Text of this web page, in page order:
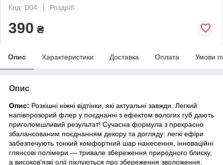
Код: D04
Роздріб
390 ₴
Опис Характеристики Доставка Оплата Умови
Опис
Опис: Розкішні ніжні відтінки, які актуальні завжди. Легкий
напівпрозорий флер у поєднанні з ефектом вологих губ дають
приголомшливий результат! Сучасна формула з прекрасно
збалансованим поєднанням декору та догляду: легкі ефіри
забезпечують тонкий комфортний шар нанесення, інноваційні
глянсові полімери — тривале збереження природного блиску,
а високов'язкі олії піклуються про збереження зволоження,